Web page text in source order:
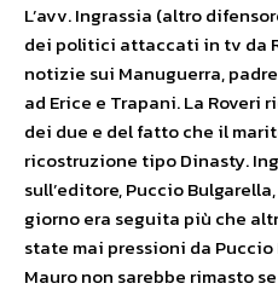
L’avv. Ingrassia (altro
dei politici attaccati in tv da
notizie sui Manuguerra,
ad Erice e Trapani. La Roveri
dei due e del fatto che il
ricostruzione tipo Dinasty.
sull’editore, Puccio
giorno era seguita più che
state mai pressioni da Puccio
Mauro non sarebbe rimasto